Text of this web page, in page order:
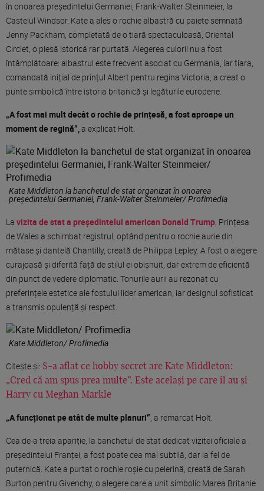
în onoarea președintelui Germaniei, Frank-Walter Steinmeier, la
Castelul Windsor. Kate a ales o rochie albastră cu paiete semnată
Jenny Packham, completată de o tiară spectaculoasă, Oriental
Circlet, o piesă istorică rar purtată. Alegerea culorii nu a fost
întâmplătoare: albastrul este frecvent asociat cu Germania, iar tiara,
comandată inițial de prințul Albert pentru regina Victoria, a creat o
punte simbolică între istoria britanică și legăturile europene.
„A fost mai mult decât o rochie de prințesă, a fost aproape un
moment de regină”,a explicat Holt.
Kate Middleton la banchetul de stat organizat în onoarea
președintelui Germaniei, Frank-Walter Steinmeier/ Profimedia
La vizita de stat a președintelui american Donald Trump, Prințesa
de Wales a schimbat registrul, optând pentru o rochie aurie din
mătase și dantelă Chantilly, creată de Philippa Lepley. A fost o alegere
curajoasă și diferită față de stilul ei obișnuit, dar extrem de eficientă
din punct de vedere diplomatic. Tonurile aurii au rezonat cu
preferințele estetice ale fostului lider american, iar designul sofisticat
a transmis opulență și respect.
Kate Middleton/ Profimedia
Citește și: S-a aflat ce hobby secret are Kate Middleton:
„Cred că am spus prea multe”. Este același pe care îl au și
Harry cu Meghan Markle
„A funcționat pe atât de multe planuri”, a remarcat Holt.
Cea de-a treia apariție, la banchetul de stat dedicat vizitei oficiale a
președintelui Franței, a fost poate cea mai subtilă, dar la fel de
puternică. Kate a purtat o rochie roșie cu pelerină, creată de Sarah
Burton pentru Givenchy, o alegere care a unit simbolic Marea Britanie